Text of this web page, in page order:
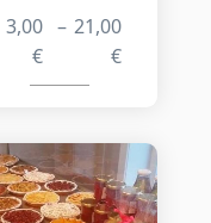
3,00
€
– 21,00
€